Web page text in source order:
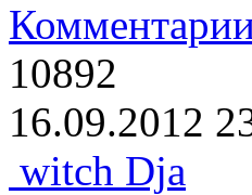
10892
16.09.2012
witch Dja